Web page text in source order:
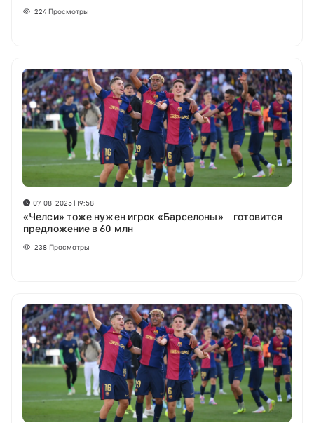
224 Просмотры
07-08-2025 | 19:58
«Челси» тоже нужен игрок «Барселоны» – готовится
предложение в 60 млн
238 Просмотры